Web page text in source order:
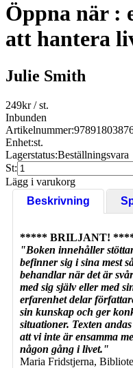
Öppna när :
att hantera
Julie Smith
249kr/ st.
Inbunden
Artikelnummer:
Enhet:st.
Lagerstatus:Beställningsvara
St:
Lägg i varukorg
Beskrivning
***** BRILJANT!
"Boken innehåller
befinner sig i sina mest
behandlar när det är
med sig själv eller med
erfarenhet delar
sin kunskap och ger
situationer. Texten
att vi inte är ensamma
någon gång i livet."
Maria Fridstjerna,